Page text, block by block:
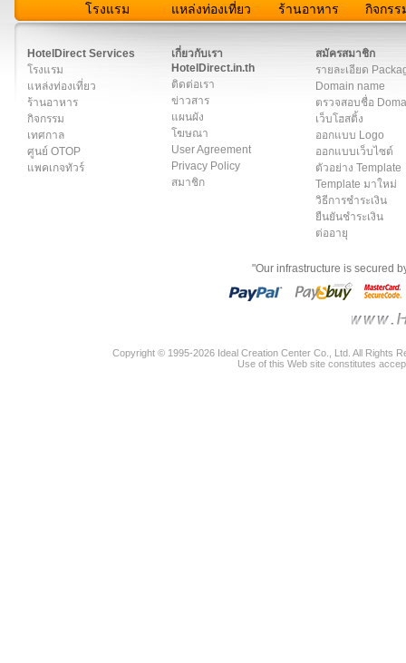
โรงแรม แหล่งท่องเที่ยว ร้านอาหาร กิจกรร
HotelDirect Services
โรงแรม
แหล่งท่องเที่ยว
ร้านอาหาร
กิจกรรม
เทศกาล
ศูนย์ OTOP
แพคเกจทัวร์
เกี่ยวกับเรา
HotelDirect.in.th
ติดต่อเรา
ข่าวสาร
แผนผัง
โฆษณา
User Agreement
Privacy Policy
สมาชิก
สมัครสมาชิก
รายละเอียด
Domain name
ตรวจสอบชื่อ
เว็บโฮสติ้ง
ออกแบบ Logo
ออกแบบเว็บไซต์
ตัวอย่าง Template
Template มาใหม่
วิธีการชำระเงิน
ยืนยันชำระเงิน
ต่ออายุ
"Our infrastructure is secured
Copyright © 1995-2026 Ideal Creation Center Co., Ltd. All Rights
Use of this Web site constitutes